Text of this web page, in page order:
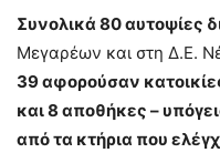
Συνολικά 80 αυτοψίες
Μεγαρέων και στη Δ.Ε.
39 αφορούσαν
και 8 αποθήκες –
από τα κτήρια που